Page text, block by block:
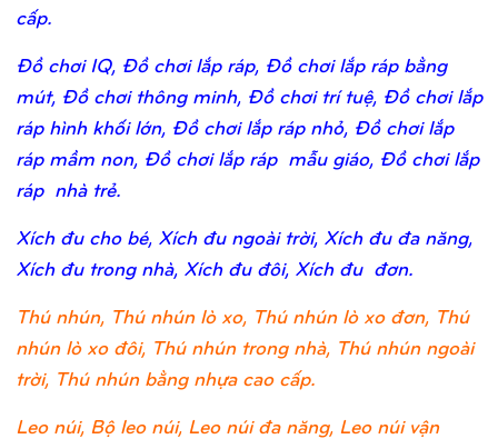
cấp.
Đồ chơi IQ, Đồ chơi lắp ráp, Đồ chơi lắp ráp bằng
mút, Đồ chơi thông minh, Đồ chơi trí tuệ, Đồ chơi lắp
ráp hình khối lớn, Đồ chơi lắp ráp nhỏ, Đồ chơi lắp
ráp mầm non, Đồ chơi lắp ráp mẫu giáo, Đồ chơi lắp
ráp nhà trẻ.
Xích đu cho bé, Xích đu ngoài trời, Xích đu đa năng,
Xích đu trong nhà, Xích đu đôi, Xích đu đơn.
Thú nhún, Thú nhún lò xo, Thú nhún lò xo đơn, Thú
nhún lò xo đôi, Thú nhún trong nhà, Thú nhún ngoài
trời, Thú nhún bằng nhựa cao cấp.
Leo núi, Bộ leo núi, Leo núi đa năng, Leo núi vận